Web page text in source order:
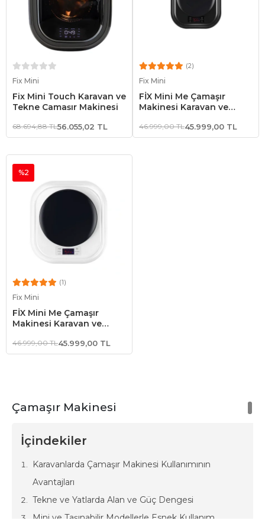
Fix Mini
Fix Mini Touch Karavan ve
Tekne Çamaşır Makinesi
68.694,88 TL56.055,02 TL
(2)
Fix Mini
FİX Mini Me Çamaşır
Makinesi Karavan ve
Siyah
46.999,00 TL45.999,00 TL
(1)
Fix Mini
FİX Mini Me Çamaşır
Makinesi Karavan ve
%2
46.999,00 TL45.999,00 TL
Çamaşır Makinesi
İçindekiler
Karavanlarda Çamaşır Makinesi Kullanımının
Avantajları
Tekne ve Yatlarda Alan ve Güç Dengesi
Mini ve Taşınabilir Modellerle Esnek Kullanım